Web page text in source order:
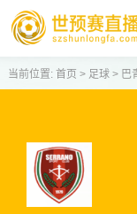
当前位置: 首页 > 足球> 巴